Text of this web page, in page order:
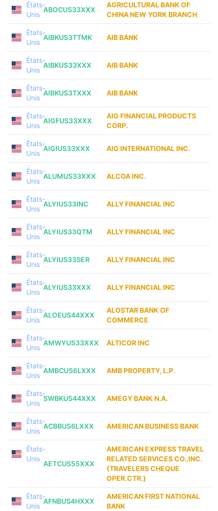
États-
Unis
ABOCUS33XXX
AGRICULTURAL BANK OF
CHINA NEW YORK BRANCH
États-
Unis
AIBKUS3TTMK AIB BANK
États-
Unis
AIBKUS33XXX AIB BANK
États-
Unis
AIBKUS3TXXX AIB BANK
États-
Unis
AIGFUS33XXX
AIG FINANCIAL PRODUCTS
CORP.
États-
Unis
AIGIUS33XXX AIG INTERNATIONAL INC.
États-
Unis
ALUMUS33XXX ALCOA INC.
États-
Unis
ALYIUS33INC ALLY FINANCIAL INC
États-
Unis
ALYIUS33QTM ALLY FINANCIAL INC
États-
Unis
ALYIUS33SER ALLY FINANCIAL INC
États-
Unis
ALYIUS33XXX ALLY FINANCIAL INC
États-
Unis
ALOEUS44XXX
ALOSTAR BANK OF
COMMERCE
États-
Unis
AMWYUS33XXX ALTICOR INC
États-
Unis
AMBCUS6LXXX AMB PROPERTY, L.P.
États-
Unis
SWBKUS44XXX AMEGY BANK N.A.
États-
Unis
ACBBUS6LXXX AMERICAN BUSINESS BANK
États-
Unis
AETCUS55XXX
AMERICAN EXPRESS TRAVEL
RELATED SERVICES CO.,INC.
(TRAVELERS CHEQUE
OPER.CTR.)
États-
Unis
AFNBUS4HXXX
AMERICAN FIRST NATIONAL
BANK